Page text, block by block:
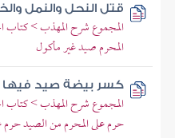
قتل النحل والنمل
المجموع شرح المهذب > كتاب
المحرم صيد غير مأكول
كسر بيضة صيد فيها
المجموع شرح المهذب > كتاب
حرم على المحرم من الصيد حرم